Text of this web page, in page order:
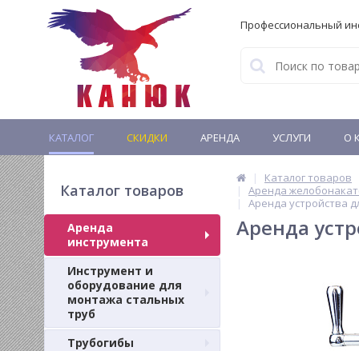
Профессиональный
КАТАЛОГ СКИДКИ АРЕНДА УСЛУГИ О
Каталог товаров
Аренда
инструмента
Инструмент и
оборудование для
монтажа стальных
труб
Трубогибы
Каталог товаров
Аренда
Аренда устройства
Аренда